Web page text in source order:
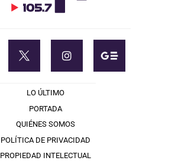
LO ÚLTIMO
PORTADA
QUIÉNES SOMOS
POLÍTICA DE PRIVACIDAD
PROPIEDAD INTELECTUAL